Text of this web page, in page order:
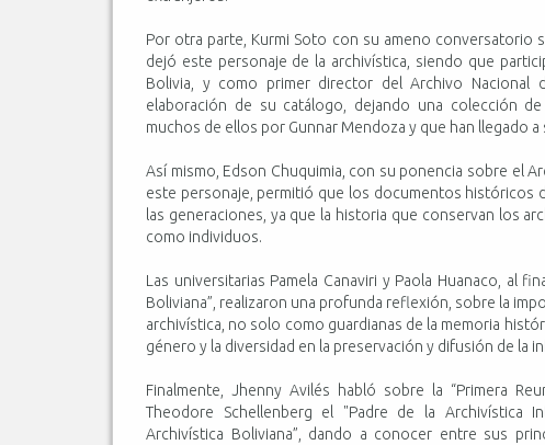
Por otra parte, Kurmi Soto con su ameno conversatorio
dejó este personaje de la archivística, siendo que
Bolivia, y como primer director del Archivo
elaboración de su catálogo, dejando una colección
muchos de ellos por Gunnar Mendoza y que han llegado
Así mismo, Edson Chuquimia, con su ponencia sobre el
este personaje, permitió que los documentos históricos
las generaciones, ya que la historia que conservan los
como individuos.
Las universitarias Pamela Canaviri y Paola Huanaco, al
Boliviana”, realizaron una profunda reflexión, sobre la
archivística, no solo como guardianas de la memoria
género y la diversidad en la preservación y difusión de la
Finalmente, Jhenny Avilés habló sobre la “Primera
Theodore Schellenberg el "Padre de la Archivística
Archivística Boliviana”, dando a conocer entre sus